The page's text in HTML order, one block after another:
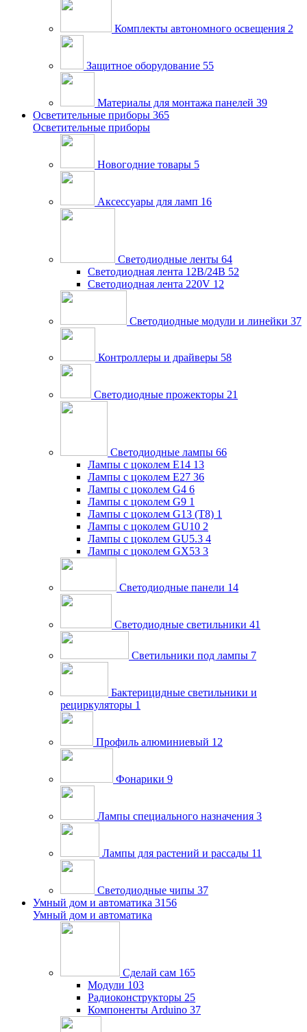
Комплекты автономного освещения 2
Защитное оборудование 55
Материалы для монтажа панелей 39
Осветительные приборы 365
Осветительные приборы
Новогодние товары 5
Аксессуары для ламп 16
Светодиодные ленты 64
Светодиодная лента 12В/24В 52
Светодиодная лента 220V 12
Светодиодные модули и линейки 37
Контроллеры и драйверы 58
Светодиодные прожекторы 21
Светодиодные лампы 66
Лампы с цоколем E14 13
Лампы с цоколем E27 36
Лампы с цоколем G4 6
Лампы с цоколем G9 1
Лампы с цоколем G13 (Т8) 1
Лампы с цоколем GU10 2
Лампы с цоколем GU5.3 4
Лампы с цоколем GX53 3
Светодиодные панели 14
Светодиодные светильники 41
Светильники под лампы 7
Бактерицидные светильники и
рециркуляторы 1
Профиль алюминиевый 12
Фонарики 9
Лампы специального назначения 3
Лампы для растений и рассады 11
Светодиодные чипы 37
Умный дом и автоматика 3156
Умный дом и автоматика
Сделай сам 165
Модули 103
Радиоконструкторы 25
Компоненты Arduino 37